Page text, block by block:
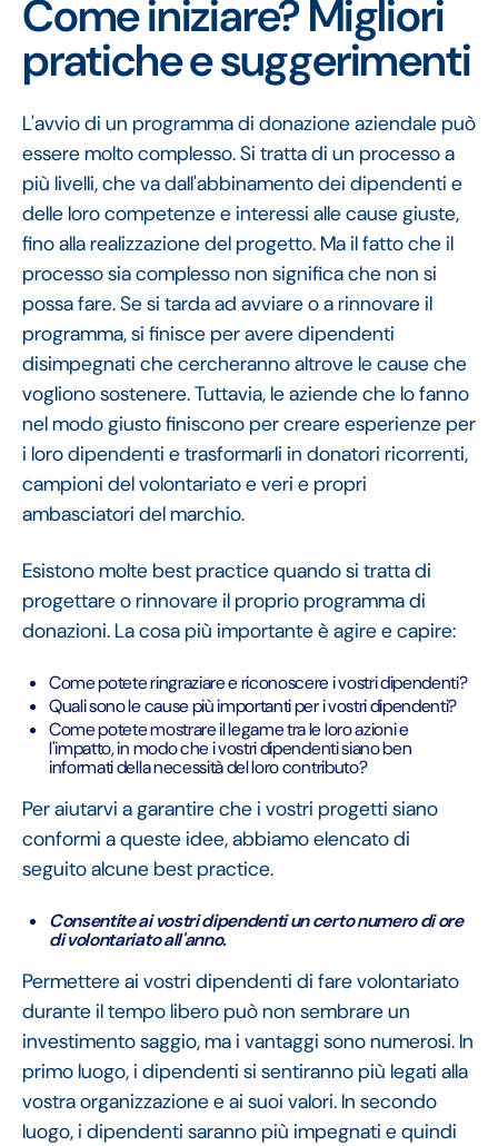
Come iniziare? Migliori
pratiche e suggerimenti
L'avvio di un programma di donazione aziendale può
essere molto complesso. Si tratta di un processo a
più livelli, che va dall'abbinamento dei dipendenti e
delle loro competenze e interessi alle cause giuste,
fino alla realizzazione del progetto. Ma il fatto che il
processo sia complesso non significa che non si
possa fare. Se si tarda ad avviare o a rinnovare il
programma, si finisce per avere dipendenti
disimpegnati che cercheranno altrove le cause che
vogliono sostenere. Tuttavia, le aziende che lo fanno
nel modo giusto finiscono per creare esperienze per
i loro dipendenti e trasformarli in donatori ricorrenti,
campioni del volontariato e veri e propri
ambasciatori del marchio.
Esistono molte best practice quando si tratta di
progettare o rinnovare il proprio programma di
donazioni. La cosa più importante è agire e capire:
Come potete ringraziare e riconoscere i vostri dipendenti?
Quali sono le cause più importanti per i vostri dipendenti?
Come potete mostrare il legame tra le loro azioni e
l'impatto, in modo che i vostri dipendenti siano ben
informati della necessità del loro contributo?
Per aiutarvi a garantire che i vostri progetti siano
conformi a queste idee, abbiamo elencato di
seguito alcune best practice.
Consentite ai vostri dipendenti un certo numero di ore
di volontariato all'anno.
Permettere ai vostri dipendenti di fare volontariato
durante il tempo libero può non sembrare un
investimento saggio, ma i vantaggi sono numerosi. In
primo luogo, i dipendenti si sentiranno più legati alla
vostra organizzazione e ai suoi valori. In secondo
luogo, i dipendenti saranno più impegnati e quindi